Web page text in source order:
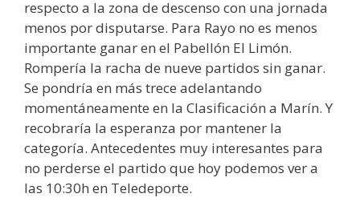
respecto a la zona de descenso con una jornada
menos por disputarse. Para Rayo no es menos
importante ganar en el Pabellón El Limón.
Rompería la racha de nueve partidos sin ganar.
Se pondría en más trece adelantando
momentáneamente en la Clasificación a Marín. Y
recobraría la esperanza por mantener la
categoría. Antecedentes muy interesantes para
no perderse el partido que hoy podemos ver a
las 10:30h en Teledeporte.